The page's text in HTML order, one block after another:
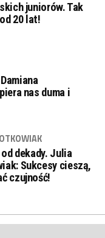
juniorów. Tak
20 lat!
nas duma i
dekady. Julia
Sukcesy cieszą,
czujność!